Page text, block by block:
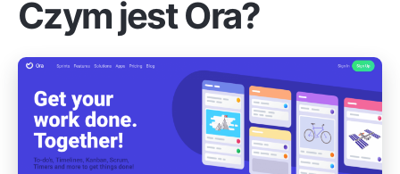
Czym jest Ora?